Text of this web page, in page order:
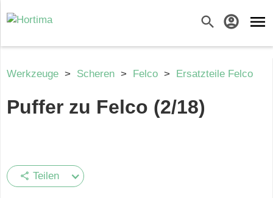
search account_circle menu
Werkzeuge > Scheren > Felco > Ersatzteile Felco
Puffer zu Felco (2/18)
share Teilen